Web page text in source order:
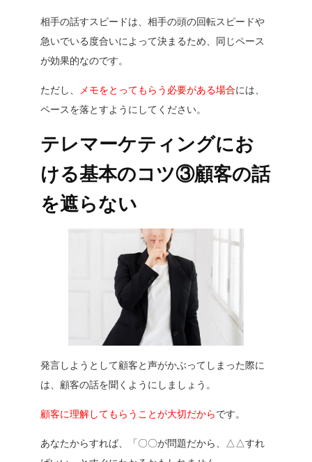
相手の話すスピードは、相手の頭の回転スピードや
急いでいる度合いによって決まるため、同じペース
が効果的なのです。
ただし、 メモをとってもらう必要がある場合には、
ペースを落とすようにしてください。
テレマーケティングにお
ける基本のコツ③顧客の話
を遮らない
発言しようとして顧客と声がかぶってしまった際に
は、顧客の話を聞くようにしましょう。
顧客に理解してもらうことが大切だからです。
あなたからすれば、「〇〇が問題だから、△△すれ